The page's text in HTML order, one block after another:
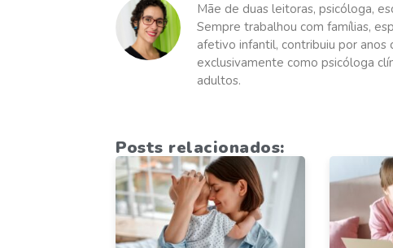
Mãe de duas leitoras, psicóloga,
Sempre trabalhou com famílias,
afetivo infantil, contribuiu por
exclusivamente como psicóloga
adultos.
Posts relacionados: